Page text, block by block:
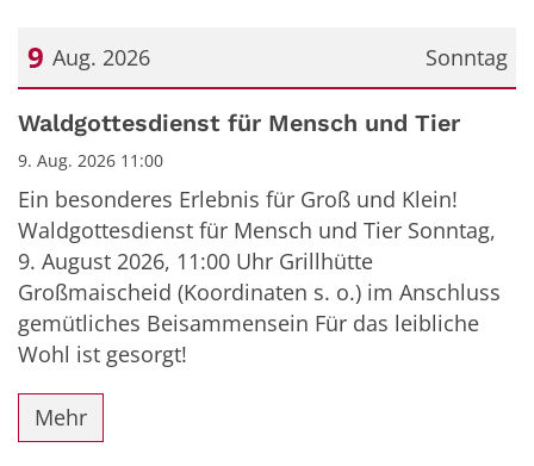
Sonntag
9 Aug. 2026
Datum: 9. August 2026
Waldgottesdienst für Mensch und Tier
9. Aug. 2026 11:00
Ein besonderes Erlebnis für Groß und Klein!
Waldgottesdienst für Mensch und Tier Sonntag,
9. August 2026, 11:00 Uhr Grillhütte
Großmaischeid (Koordinaten s. o.) im Anschluss
gemütliches Beisammensein Für das leibliche
Wohl ist gesorgt!
Mehr